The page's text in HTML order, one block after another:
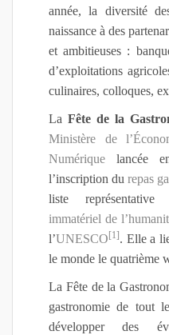
année, la diversité
naissance à des
et ambitieuses :
d’exploitations
culinaires, colloques,
La Fête de la
Ministère de
Numérique lancée
l’inscription du repas
liste
immatériel de
l’UNESCO [1] . Elle a
le monde le quatrième
La Fête de la
gastronomie de tout
développer des